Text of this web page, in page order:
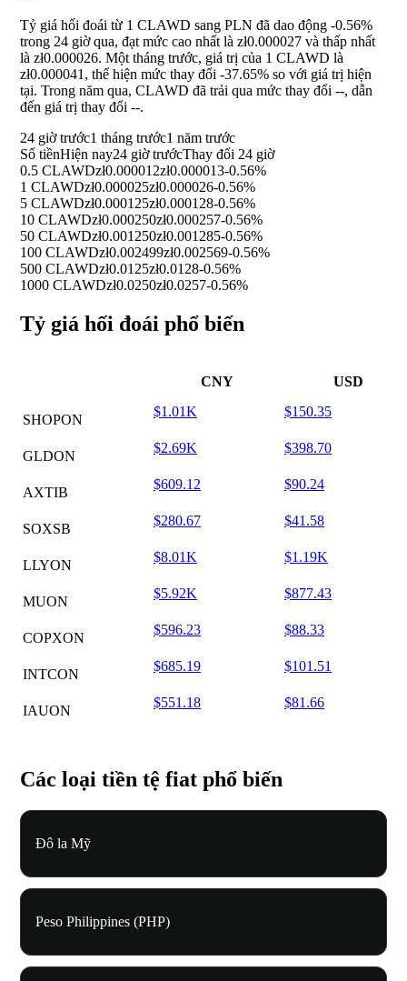
Tỷ giá hối đoái từ 1 CLAWD sang PLN đã dao động -0.56%
trong 24 giờ qua, đạt mức cao nhất là zł0.000027 và thấp nhất
là zł0.000026. Một tháng trước, giá trị của 1 CLAWD là
zł0.000041, thể hiện mức thay đổi -37.65% so với giá trị hiện
tại. Trong năm qua, CLAWD đã trải qua mức thay đổi --, dẫn
đến giá trị thay đổi --.
24 giờ trước1 tháng trước1 năm trước
Số tiềnHiện nay24 giờ trướcThay đổi 24 giờ
0.5 CLAWDzł0.000012zł0.000013-0.56%
1 CLAWDzł0.000025zł0.000026-0.56%
5 CLAWDzł0.000125zł0.000128-0.56%
10 CLAWDzł0.000250zł0.000257-0.56%
50 CLAWDzł0.001250zł0.001285-0.56%
100 CLAWDzł0.002499zł0.002569-0.56%
500 CLAWDzł0.0125zł0.0128-0.56%
1000 CLAWDzł0.0250zł0.0257-0.56%
Tỷ giá hối đoái phổ biến
CNY USD
SHOPON
$1.01K $150.35
GLDON
$2.69K $398.70
AXTIB
$609.12 $90.24
SOXSB
$280.67 $41.58
LLYON
$8.01K $1.19K
MUON
$5.92K $877.43
COPXON
$596.23 $88.33
INTCON
$685.19 $101.51
IAUON
$551.18 $81.66
Các loại tiền tệ fiat phổ biến
Đô la Mỹ
Peso Philippines (PHP)